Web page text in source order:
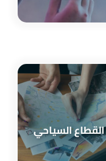
القطاع السياحي